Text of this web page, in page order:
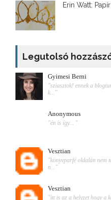
Erin Watt:
Legutolsó
Gyimesi Berni
"sziasztok! ennek a
k..."
Anonymous
"én is így... "
Vesztian
"könyvparfé oldalán nem
n..."
Vesztian
"itt is az a helyzet hogy a